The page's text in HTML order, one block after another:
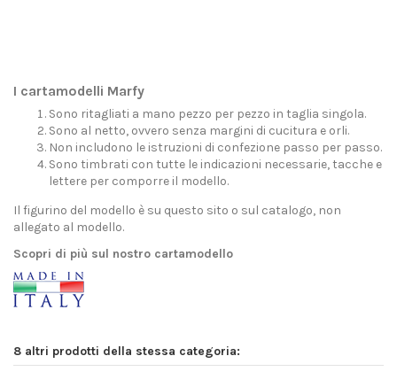
I cartamodelli Marfy
Sono ritagliati a mano pezzo per pezzo in taglia singola.
Sono al netto, ovvero senza margini di cucitura e orli.
Non includono le istruzioni di confezione passo per passo.
Sono timbrati con tutte le indicazioni necessarie, tacche e
lettere per comporre il modello.
Il figurino del modello è su questo sito o sul catalogo, non
allegato al modello.
Scopri di più sul nostro cartamodello
8 altri prodotti della stessa categoria: